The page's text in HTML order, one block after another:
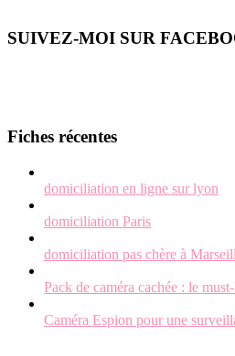
SUIVEZ-MOI SUR
Fiches récentes
domiciliation en ligne sur lyon
domiciliation Paris
domiciliation pas chère à
Pack de caméra cachée : le
Caméra Espion pour une